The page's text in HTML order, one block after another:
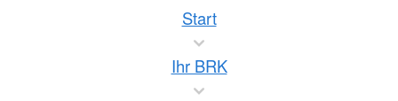
Start
Ihr BRK